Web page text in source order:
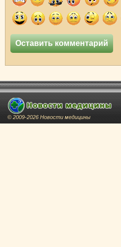
© 2009-2026 Новости медицины